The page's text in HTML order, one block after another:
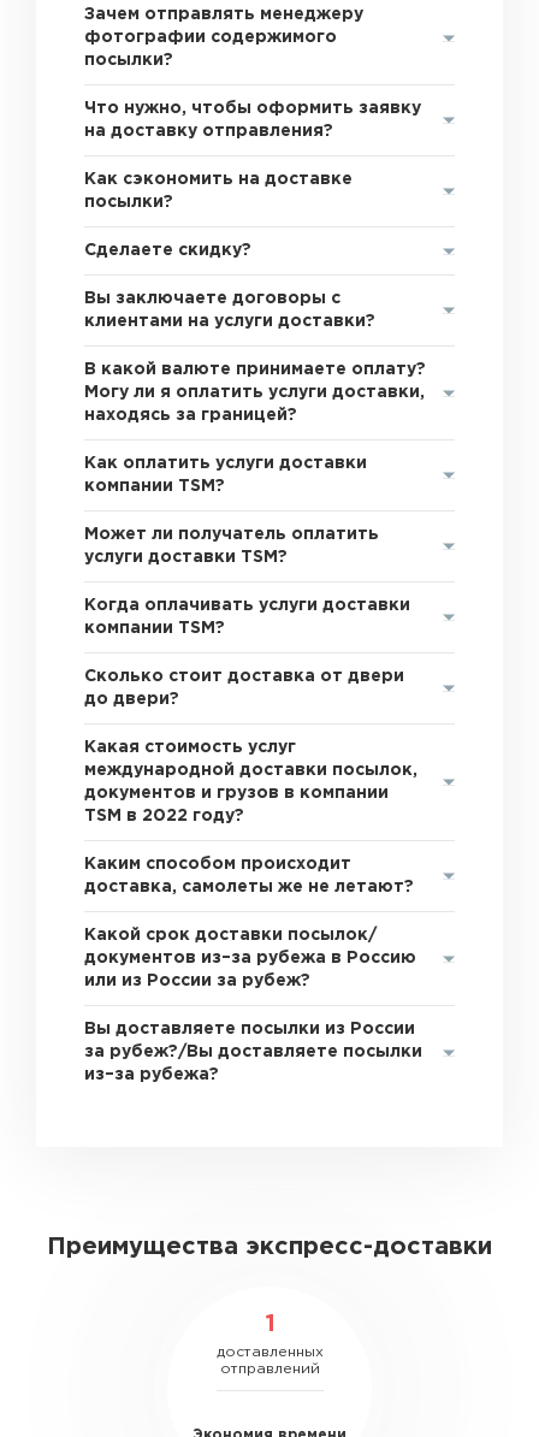
Зачем отправлять менеджеру
фотографии содержимого
посылки?
Что нужно, чтобы оформить заявку
на доставку отправления?
Как сэкономить на доставке
посылки?
Сделаете скидку?
Вы заключаете договоры с
клиентами на услуги доставки?
В какой валюте принимаете оплату?
Могу ли я оплатить услуги доставки,
находясь за границей?
Как оплатить услуги доставки
компании TSM?
Может ли получатель оплатить
услуги доставки TSM?
Когда оплачивать услуги доставки
компании TSM?
Сколько стоит доставка от двери
до двери?
Какая стоимость услуг
международной доставки посылок,
документов и грузов в компании
TSM в 2022 году?
Каким способом происходит
доставка, самолеты же не летают?
Какой срок доставки посылок/
документов из–за рубежа в Россию
или из России за рубеж?
Вы доставляете посылки из России
за рубеж?/Вы доставляете посылки
из–за рубежа?
Преимущества экспресс-доставки
1
доставленных
отправлений